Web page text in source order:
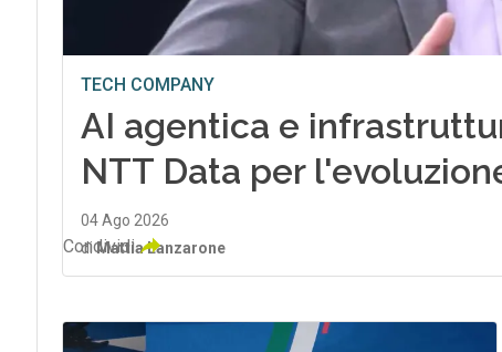
TECH COMPANY
AI agentica e
NTT Data per
04 Ago 2026
diMattia Lanzarone
Condividi